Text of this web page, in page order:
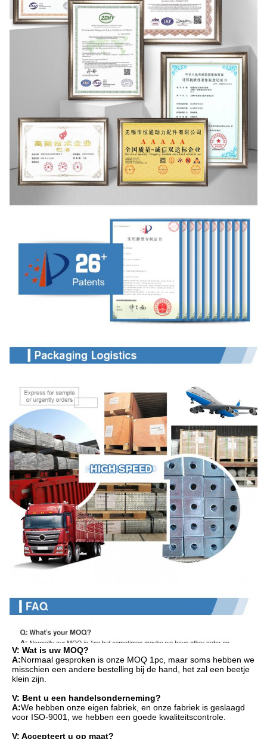
V: Wat is uw MOQ?
A:Normaal gesproken is onze MOQ 1pc, maar soms hebben we
misschien een andere bestelling bij de hand, het zal een beetje
klein zijn.
V: Bent u een handelsonderneming?
A:We hebben onze eigen fabriek, en onze fabriek is geslaagd
voor ISO-9001, we hebben een goede kwaliteitscontrole.
V: Accepteert u op maat?